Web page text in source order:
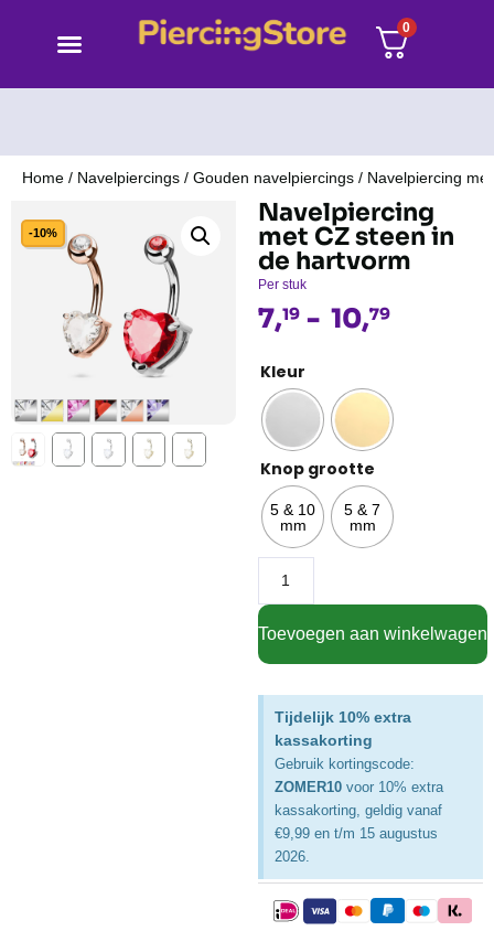
0
Home / Navelpiercings / Gouden navelpiercings / Navelpiercing
-10%
Navelpiercing
met CZ steen in
de hartvorm
Per stuk
7,19 - 10,79
Kleur
Knop grootte
5 & 10
mm
5 & 7
mm
Toevoegen aan winkelwagen
Tijdelijk 10% extra
kassakorting
Gebruik kortingscode:
ZOMER10 voor 10% extra
kassakorting, geldig vanaf
€9,99 en t/m 15 augustus
2026.